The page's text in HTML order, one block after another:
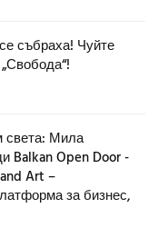
събраха! Чуйте
света: Мила
Balkan Open Door -
Art –
за бизнес,